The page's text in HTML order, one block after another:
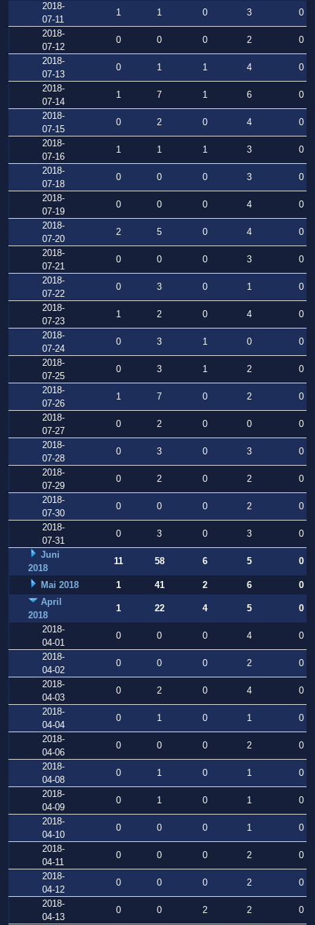
2018-
07-11
1 1 0 3
0
2018-
07-12
0 0 0 2
0
2018-
07-13
0 1 1 4
0
2018-
07-14
1 7 1 6
0
2018-
07-15
0 2 0 4
0
2018-
07-16
1 1 1 3
0
2018-
07-18
0 0 0 3
0
2018-
07-19
0 0 0 4
0
2018-
07-20
2 5 0 4
0
2018-
07-21
0 0 0 3
0
2018-
07-22
0 3 0 1
0
2018-
07-23
1 2 0 4
0
2018-
07-24
0 3 1 0
0
2018-
07-25
0 3 1 2
0
2018-
07-26
1 7 0 2
0
2018-
07-27
0 2 0 0
0
2018-
07-28
0 3 0 3
0
2018-
07-29
0 2 0 2
0
2018-
07-30
0 0 0 2
0
2018-
07-31
0 3 0 3
0
Juni
2018
11 58 6 5 0
Mai 2018 1 41 2 6
0
April
2018
1 22 4 5
0
2018-
04-01
0 0 0 4
0
2018-
04-02
0 0 0 2
0
2018-
04-03
0 2 0 4
0
2018-
04-04
0 1 0 1
0
2018-
04-06
0 0 0 2
0
2018-
04-08
0 1 0 1
0
2018-
04-09
0 1 0 1
0
2018-
04-10
0 0 0 1
0
2018-
04-11
0 0 0 2
0
2018-
04-12
0 0 0 2
0
2018-
04-13
0 0 2 2
0